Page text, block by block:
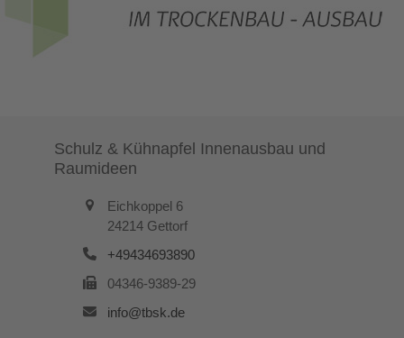
Schulz & Kühnapfel Innenausbau und
Raumideen
Eichkoppel 6
24214 Gettorf
+49434693890
04346-9389-29
info@tbsk.de